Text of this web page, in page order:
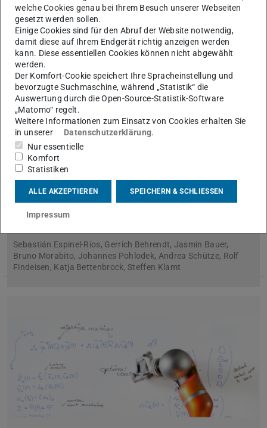
Neue Veröffentlichung in Process Biochemistry:
"Experimentally implemented dynamic
optogenetic optimization of ATPase expression
using knowledge-based and Gaussian-process-
supported models”
Sebastián Espinel-Ríos, Gerrich Behrendt, Jasmin Bauer,
Bruno Morabito, Johannes Pohlodek, Andrea Schütze, Rolf
Findeisen, Katja Bettenbrock, Steffen Klamt
welche Cookies genau bei Ihrem Besuch unserer Webseiten
gesetzt werden sollen.
Einige Cookies sind für den Abruf der Website notwendig,
damit diese auf Ihrem Endgerät richtig anzeigen werden
kann. Diese essentiellen Cookies können nicht abgewählt
werden.
Der Komfort-Cookie speichert Ihre Spracheinstellung und
bevorzugte Suchmaschine, während „Statistik“ die
Auswertung durch die Open-Source-Statistik-Software
„Matomo“ regelt.
Weitere Informationen zum Einsatz von Cookies erhalten Sie
in unserer
Datenschutzerklärung.
Nur essentielle
Komfort
Statistiken
ALLE AKZEPTIEREN SPEICHERN & SCHLIESSEN
Impressum